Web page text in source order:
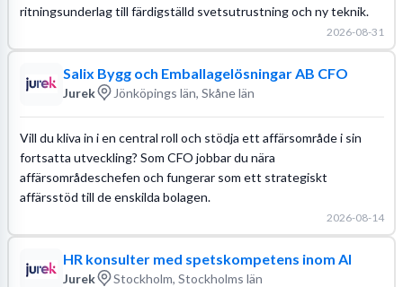
ritningsunderlag till färdigställd svetsutrustning och ny teknik.
2026-08-31
Salix Bygg och Emballagelösningar AB CFO
Jurek Jönköpings län, Skåne län
Vill du kliva in i en central roll och stödja ett affärsområde i sin
fortsatta utveckling? Som CFO jobbar du nära
affärsområdeschefen och fungerar som ett strategiskt
affärsstöd till de enskilda bolagen.
2026-08-14
HR konsulter med spetskompetens inom AI
Jurek Stockholm, Stockholms län